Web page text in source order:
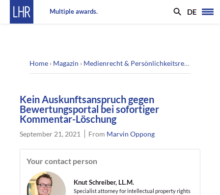
Multiple awards. DE
Home › Magazin › Medienrecht & Persönlichkeitsrecht
Kein Auskunftsanspruch gegen
Bewertungsportal bei sofortiger
Kommentar-Löschung
September 21, 2021 From Marvin Oppong
Your contact person
Knut Schreiber, LL.M.
Specialist attorney for intellectual property rights